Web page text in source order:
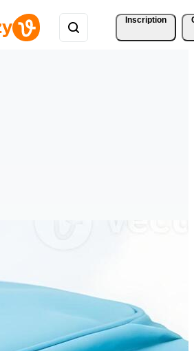
Inscription